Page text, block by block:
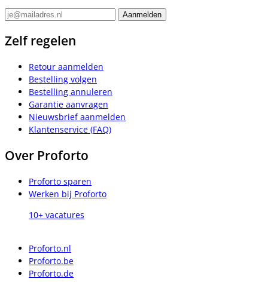
Zelf regelen
Retour aanmelden
Bestelling volgen
Bestelling annuleren
Garantie aanvragen
Nieuwsbrief aanmelden
Klantenservice (FAQ)
Over Proforto
Proforto sparen
Werken bij Proforto
10+ vacatures
Proforto.nl
Proforto.be
Proforto.de